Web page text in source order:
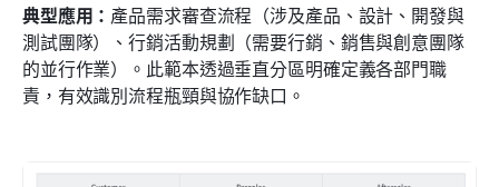
典型應用： 產品需求審查流程（涉及產品、設計、開發與
測試團隊）、行銷活動規劃（需要行銷、銷售與創意團隊
的並行作業）。此範本透過垂直分區明確定義各部門職
責，有效識別流程瓶頸與協作缺口。